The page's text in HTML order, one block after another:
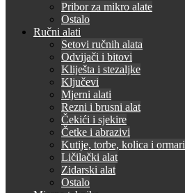
Pribor za mikro alate
Ostalo
Ručni alati
Setovi ručnih alata
Odvijači i bitovi
Kliješta i stezaljke
Ključevi
Mjerni alati
Rezni i brusni alat
Čekići i sjekire
Četke i abrazivi
Kutije, torbe, kolica i ormari
Ličilački alat
Zidarski alat
Ostalo